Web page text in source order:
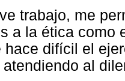
trabajo, me
a la ética como
hace difícil el
al